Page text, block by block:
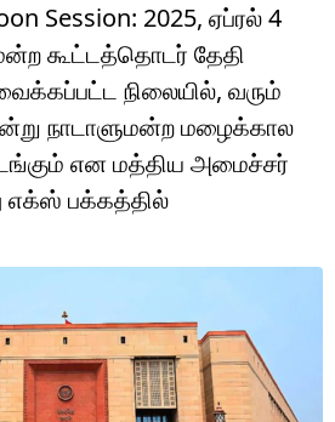
Session: 2025, ஏப்ரல் 4
கூட்டத்தொடர் தேதி
நிலையில், வரும்
நாடாளுமன்ற மழைக்கால
என மத்திய அமைச்சர்
எக்ஸ் பக்கத்தில்